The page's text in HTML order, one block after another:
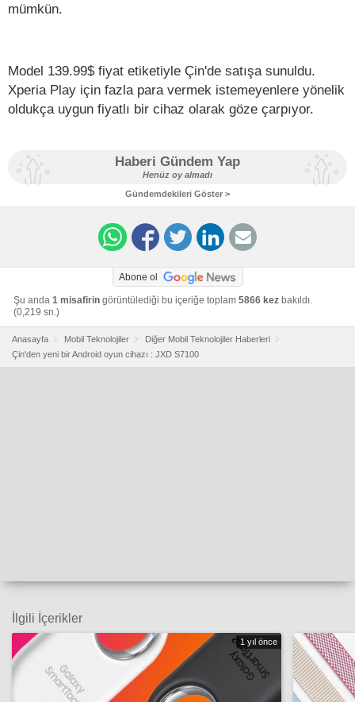
mümkün.
Model 139.99$ fiyat etiketiyle Çin'de satışa sunuldu.
Xperia Play için fazla para vermek istemeyenlere yönelik
oldukça uygun fiyatlı bir cihaz olarak göze çarpıyor.
Haberi Gündem Yap
Henüz oy almadı
Gündemdekileri Göster >
Abone ol
Şu anda 1 misafirin görüntülediği bu içeriğe toplam 5866 kez bakıldı.
(0,219 sn.)
Anasayfa Mobil Teknolojiler
Diğer Mobil Teknolojiler Haberleri
Çin'den yeni bir Android oyun cihazı : JXD S7100
İlgili İçerikler
1 yıl önce